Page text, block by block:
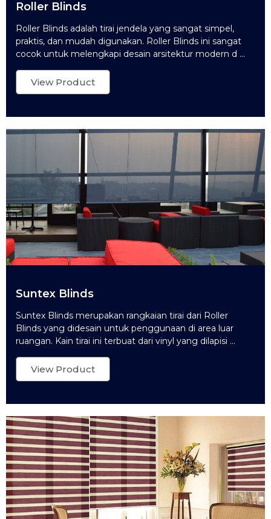
Roller Blinds
Roller Blinds adalah tirai jendela yang sangat simpel,
praktis, dan mudah digunakan. Roller Blinds ini sangat
cocok untuk melengkapi desain arsitektur modern d ...
View Product
Suntex Blinds
Suntex Blinds merupakan rangkaian tirai dari Roller
Blinds yang didesain untuk penggunaan di area luar
ruangan. Kain tirai ini terbuat dari vinyl yang dilapisi ...
View Product